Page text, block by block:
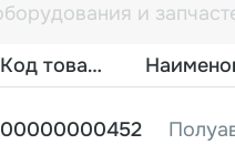
Код товара
00000000452